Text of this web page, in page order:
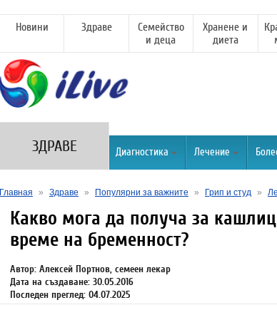
Новини Здраве
Семейство
и деца
Хранене и
диета
ЗДРАВЕ Диагностика Лечение
Главная » Здраве » Популярни за важните » Грип и студ »
Какво мога да получа за
време на бременност?
Автор: Алексей Портнов, семеен лекар
Дата на създаване: 30.05.2016
Последен преглед: 04.07.2025